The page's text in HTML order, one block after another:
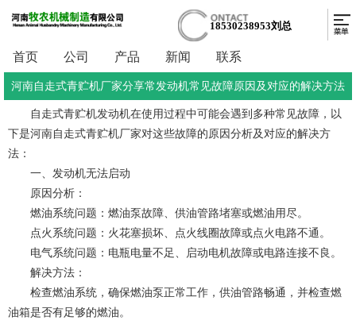
18530238953刘总
首页 公司 产品 新闻 联系
河南自走式青贮机厂家分享常发动机常见故障原因及对应的解决方法
自走式青贮机发动机在使用过程中可能会遇到多种常见故障，以
下是河南自走式青贮机厂家对这些故障的原因分析及对应的解决方
法：
一、发动机无法启动
原因分析：
燃油系统问题：燃油泵故障、供油管路堵塞或燃油用尽。
点火系统问题：火花塞损坏、点火线圈故障或点火电路不通。
电气系统问题：电瓶电量不足、启动电机故障或电路连接不良。
解决方法：
检查燃油系统，确保燃油泵正常工作，供油管路畅通，并检查燃
油箱是否有足够的燃油。